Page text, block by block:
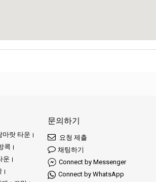
불립니다. 이곳에서는 자연의 아름다움과 지역 문
있습니다.
하는 것뿐 아니라, 생동감 넘치는 문화 속에 푹
온 조명과 춤추는 인파를 넘어선 곳에는 다양하
마랏 타운
콕
운
문의하기
요청 제출
채팅하기
Connect by Messenger
Connect by WhatsApp